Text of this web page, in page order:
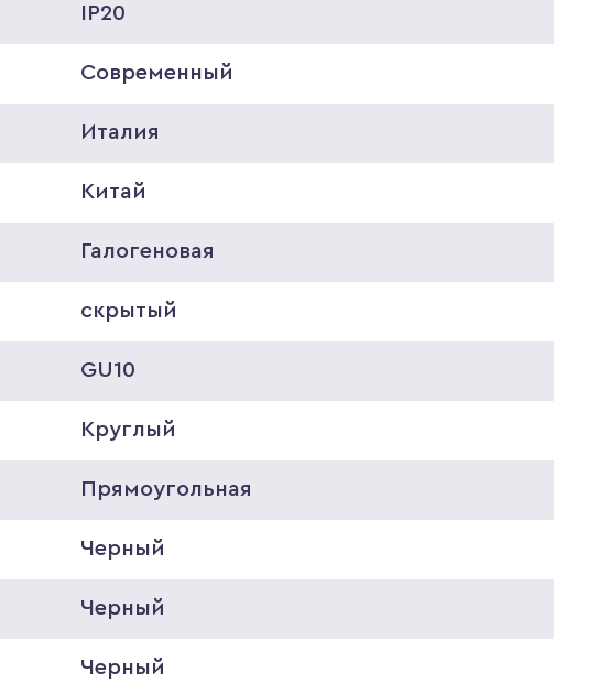
IP20
Современный
Италия
Китай
Галогеновая
скрытый
GU10
Круглый
Прямоугольная
Черный
Черный
Черный